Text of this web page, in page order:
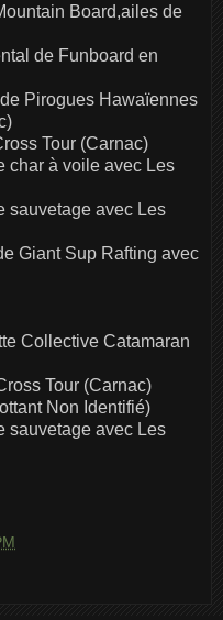
Board,ailes de
de Funboard en
Pirogues Hawaïennes
Tour (Carnac)
char à voile avec Les
sauvetage avec Les
Giant Sup Rafting avec
Collective Catamaran
Tour (Carnac)
Non Identifié)
sauvetage avec Les